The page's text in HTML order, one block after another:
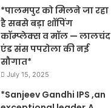
*पालमपुर को मिलने जा रहा
है सबसे बड़ा शॉपिंग
कॉम्प्लेक्स व मॉल — लालचंद
एंड संस पपरोला की नई
सौगात*
July 15, 2025
*Sanjeev Gandhi IPS ,an